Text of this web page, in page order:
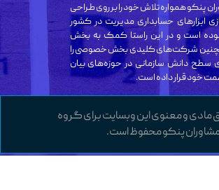
مادی و معنوی این وبسایت برای گروه
پنکو محفوظ است.
پنکو همواره تلاش خود را بر روی طراحی
ابزارهای حسابداری مدیریت در کشور
است و در این راستا کمک به بخش
شرکت‌های کلیدی بخش خصوصی را
سطح دانش سازمانی در حوزه‌های بیان
خود قرار داده است.